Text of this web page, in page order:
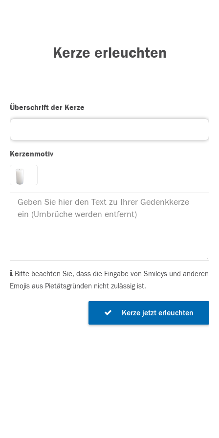
Kerze erleuchten
Überschrift der Kerze
Kerzenmotiv
Bitte beachten Sie, dass die Eingabe von Smileys und anderen
Emojis aus Pietätsgründen nicht zulässig ist.
Kerze jetzt erleuchten